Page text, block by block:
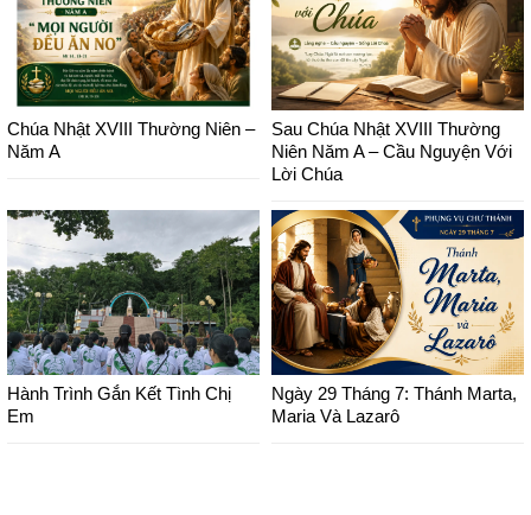
Chúa Nhật XVIII Thường Niên –
Năm A
Sau Chúa Nhật XVIII Thường
Niên Năm A – Cầu Nguyện Với
Lời Chúa
Hành Trình Gắn Kết Tình Chị
Em
Ngày 29 Tháng 7: Thánh Marta,
Maria Và Lazarô